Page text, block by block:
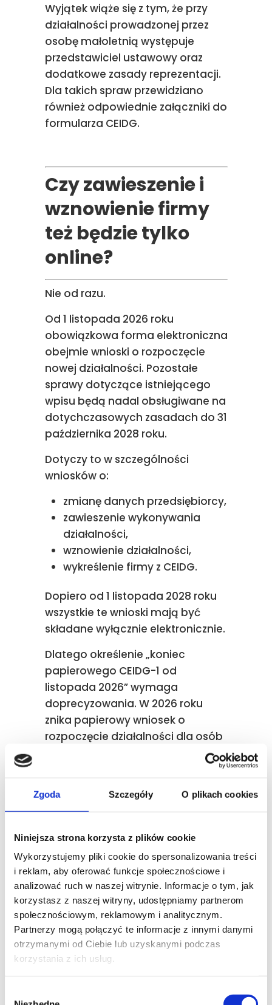
Zgoda Szczegóły O plikach cookies
Niniejsza strona korzysta z plików cookie
Wykorzystujemy pliki cookie do spersonalizowania treści
i reklam, aby oferować funkcje społecznościowe i
analizować ruch w naszej witrynie. Informacje o tym, jak
korzystasz z naszej witryny, udostępniamy partnerom
społecznościowym, reklamowym i analitycznym.
Partnerzy mogą połączyć te informacje z innymi danymi
otrzymanymi od Ciebie lub uzyskanymi podczas
korzystania z ich usług.
Wyjątek wiąże się z tym, że przy
działalności prowadzonej przez
osobę małoletnią występuje
przedstawiciel ustawowy oraz
dodatkowe zasady reprezentacji.
Dla takich spraw przewidziano
również odpowiednie załączniki do
formularza CEIDG.
Czy zawieszenie i
wznowienie firmy
też będzie tylko
online?
Nie od razu.
Od 1 listopada 2026 roku
obowiązkowa forma elektroniczna
obejmie wnioski o rozpoczęcie
nowej działalności. Pozostałe
sprawy dotyczące istniejącego
wpisu będą nadal obsługiwane na
dotychczasowych zasadach do 31
października 2028 roku.
Dotyczy to w szczególności
wniosków o:
zmianę danych przedsiębiorcy,
zawieszenie wykonywania
działalności,
wznowienie działalności,
wykreślenie firmy z CEIDG.
Dopiero od 1 listopada 2028 roku
wszystkie te wnioski mają być
składane wyłącznie elektronicznie.
Dlatego określenie „koniec
papierowego CEIDG-1 od
listopada 2026” wymaga
doprecyzowania. W 2026 roku
znika papierowy wniosek o
rozpoczęcie działalności dla osób
Jak przygotować
się do
elektronicznego
złożenia wniosku?
Osoba planująca założenie